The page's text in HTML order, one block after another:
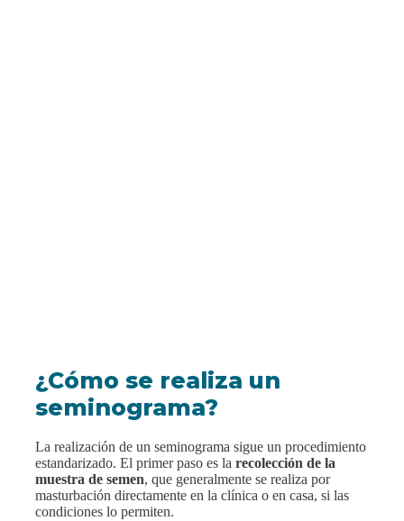
¿Cómo se realiza un
seminograma?
La realización de un seminograma sigue un procedimiento
estandarizado. El primer paso es la recolección de la
muestra de semen, que generalmente se realiza por
masturbación directamente en la clínica o en casa, si las
condiciones lo permiten.